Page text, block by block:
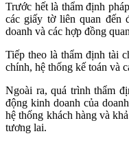
Trước hết là thẩm định
các giấy tờ liên quan đến
doanh và các hợp đồng
Tiếp theo là thẩm định tài
chính, hệ thống kế toán và
Ngoài ra, quá trình thẩm
động kinh doanh của
hệ thống khách hàng và
tương lai.